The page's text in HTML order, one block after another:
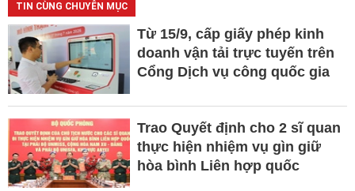
TIN CÙNG CHUYÊN MỤC
Từ 15/9, cấp giấy phép kinh
doanh vận tải trực tuyến trên
Cổng Dịch vụ công quốc gia
Trao Quyết định cho 2 sĩ quan
thực hiện nhiệm vụ gìn giữ
hòa bình Liên hợp quốc